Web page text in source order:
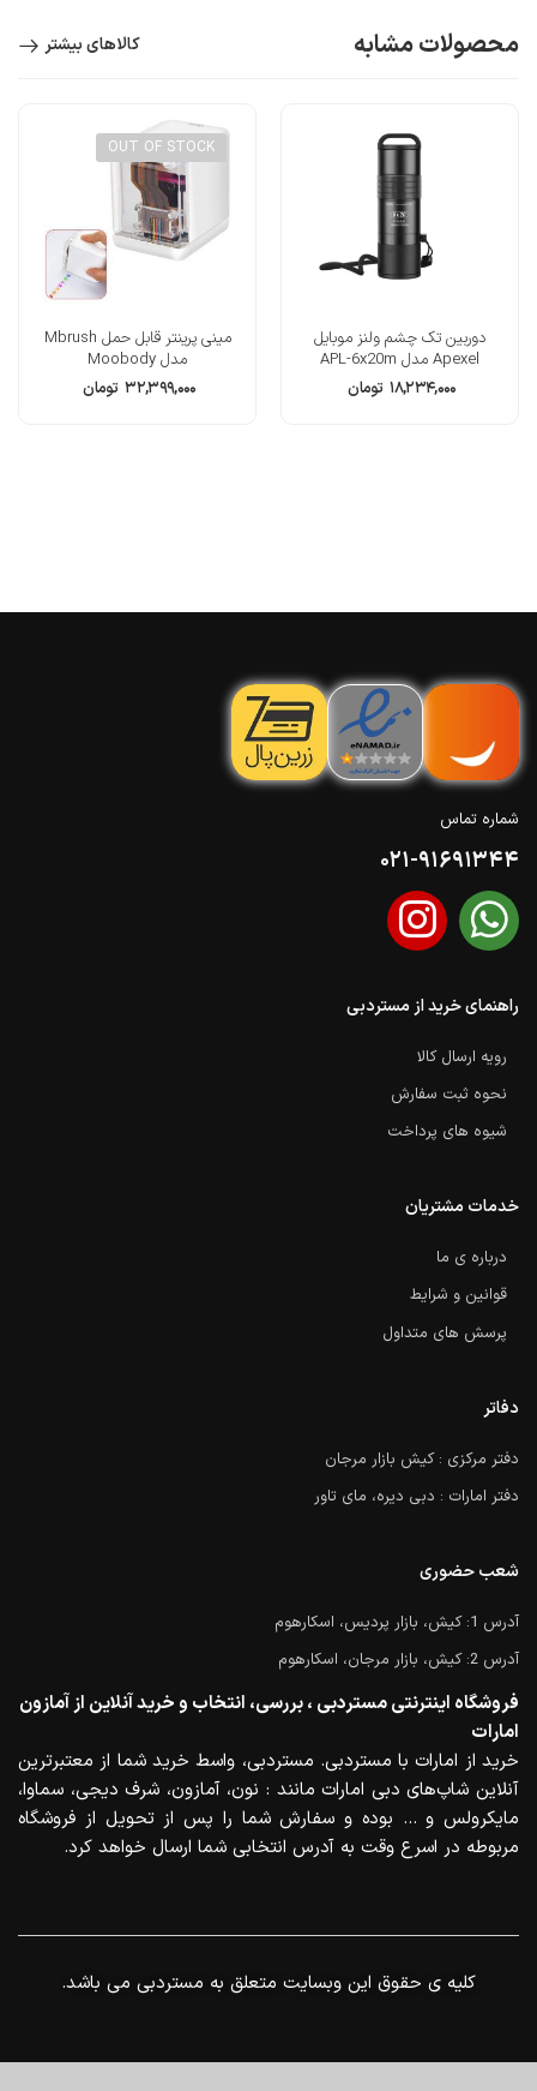
محصولات مشابه کالاهای بیشتر
دوربین تک چشم ولنز موبایل
Apexel مدل APL-6x20m
۱۸,۲۳۴,۰۰۰ تومان
OUT OF STOCK
مینی پرینتر قابل حمل Mbrush
مدل Moobody
۳۲,۳۹۹,۰۰۰ تومان
شماره تماس
021-91691344
راهنمای خرید از مستردبی
رویه ارسال کالا
نحوه ثبت سفارش
شیوه های پرداخت
خدمات مشتریان
درباره ی ما
قوانین و شرایط
پرسش های متداول
دفاتر
دفتر مرکزی : کیش بازار مرجان
دفتر امارات : دبی دیره، مای تاور
شعب حضوری
آدرس 1: کیش، بازار پردیس، اسکارهوم
آدرس 2: کیش، بازار مرجان، اسکارهوم
فروشگاه اینترنتی مستردبی ، بررسی، انتخاب و خرید آنلاین از آمازون
امارات
خرید از امارات با مستردبی. مستردبی، واسط خرید شما از معتبرترین
آنلاین شاپ‌های دبی امارات مانند : نون، آمازون، شرف دیجی، سماوا،
مایکرولس و … بوده و سفارش شما را پس از تحویل از فروشگاه
مربوطه در اسرع وقت به آدرس انتخابی شما ارسال خواهد کرد.
.کلیه ی حقوق این وبسایت متعلق به مستردبی می باشد